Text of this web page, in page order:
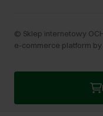
© Sklep internetowy
e-commerce platform by